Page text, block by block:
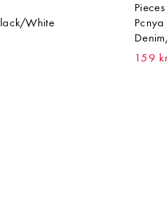
White
Pieces
Pcnya
159 kr